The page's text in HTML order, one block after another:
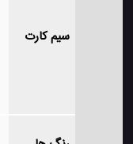
سیم کارت